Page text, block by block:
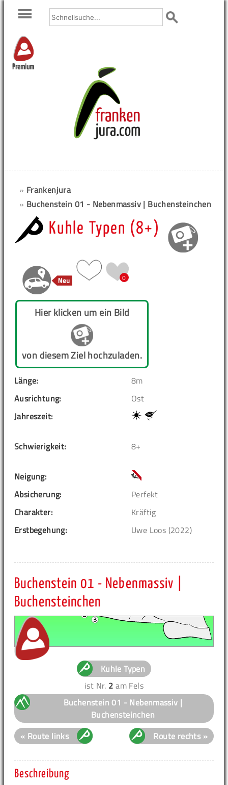
Premium
» Frankenjura
» Buchenstein 01 - Nebenmassiv | Buchensteinchen
Kuhle Typen (8+)
0
Hier klicken um ein Bild
von diesem Ziel hochzuladen.
Länge:
8m
Ausrichtung:
Ost
Jahreszeit:
Schwierigkeit: 8+
Neigung:
Absicherung:
Perfekt
Charakter:
Kräftig
Erstbegehung:
Uwe Loos (2022)
Buchenstein 01 - Nebenmassiv |
Buchensteinchen
Kuhle Typen
ist Nr. 2 am Fels
Buchenstein 01 - Nebenmassiv |
Buchensteinchen
« Route links
Route rechts »
Beschreibung